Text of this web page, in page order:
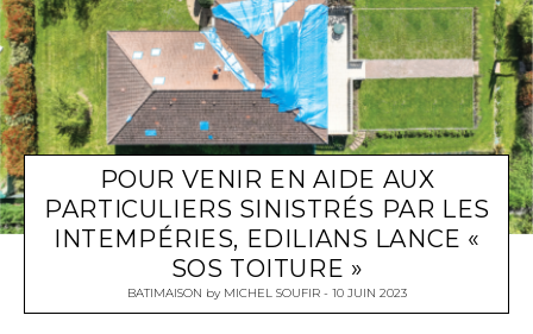
POUR VENIR EN AIDE AUX
PARTICULIERS SINISTRÉS PAR LES
INTEMPÉRIES, EDILIANS LANCE «
SOS TOITURE »
BATIMAISON by MICHEL SOUFIR 10 JUIN 2023